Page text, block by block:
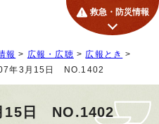
救急・防災情報
報 > 広報・広聴 > 広報とき >
年3月15日 NO.1402
15日 NO.1402